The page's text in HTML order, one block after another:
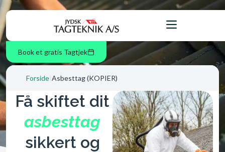
Book et gratis Tagtjek
Forside Asbesttag (KOPIER)
Få skiftet dit
asbesttag
sikkert og